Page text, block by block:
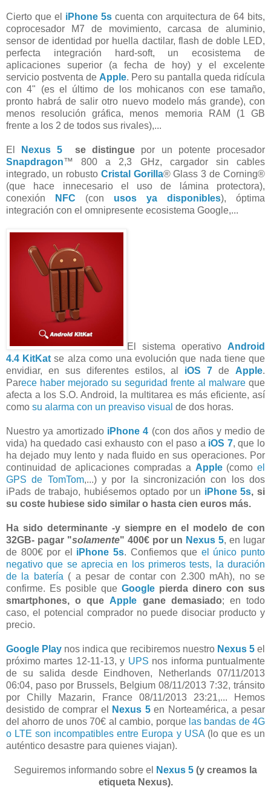
Cierto que el iPhone 5s cuenta con arquitectura de 64 bits,
coprocesador M7 de movimiento, carcasa de aluminio,
sensor de identidad por huella dactilar, flash de doble LED,
perfecta integración hard-soft, un ecosistema de
aplicaciones superior (a fecha de hoy) y el excelente
servicio postventa de Apple. Pero su pantalla queda ridícula
con 4" (es el último de los mohicanos con ese tamaño,
pronto habrá de salir otro nuevo modelo más grande), con
menos resolución gráfica, menos memoria RAM (1 GB
frente a los 2 de todos sus rivales),...
El Nexus 5 se distingue por un potente procesador
Snapdragon™ 800 a 2,3 GHz, cargador sin cables
integrado, un robusto Cristal Gorilla® Glass 3 de Corning®
(que hace innecesario el uso de lámina protectora),
conexión
NFC (con usos ya disponibles), óptima
integración con el omnipresente ecosistema Google,...
El sistema operativo Android
4.4 KitKat se alza como una evolución que nada tiene que
envidiar, en sus diferentes estilos, al iOS 7 de Apple.
Parece haber mejorado su seguridad frente al malware que
afecta a los S.O. Android, la multitarea es más eficiente, así
como su alarma con un preaviso visual de dos horas.
Nuestro ya amortizado iPhone 4 (con dos años y medio de
vida) ha quedado casi exhausto con el paso a iOS 7, que lo
ha dejado muy lento y nada fluido en sus operaciones. Por
continuidad de aplicaciones compradas a Apple(comoel
GPS de TomTom,...) y por la sincronización con los dos
iPads de trabajo, hubiésemos optado por un iPhone 5s, si
su coste hubiese sido similar o hasta cien euros más.
Ha sido determinante -y siempre en el modelo de con
32GB- pagar "solamente" 400€ por un Nexus 5, en lugar
de 800€ por el
iPhone 5s. Confiemos que el único punto
negativo que se aprecia en los primeros tests, la duración
de la batería ( a pesar de contar con 2.300 mAh), no se
confirme. Es posible que Google pierda dinero con sus
smartphones, o que Apple gane demasiado; en todo
caso, el potencial comprador no puede disociar producto y
precio.
Google Play nos indica que recibiremos nuestro Nexus 5el
próximo martes 12-11-13, y UPS nos informa puntualmente
de su salida desde Eindhoven, Netherlands 07/11/2013
06:04, paso por Brussels, Belgium 08/11/2013 7:32, tránsito
por Chilly Mazarin, France 08/11/2013 23:21,... Hemos
desistido de comprar el
Nexus 5en Norteamérica, a pesar
del ahorro de unos 70€ al cambio, porque las bandas de 4G
o LTE son incompatibles entre Europa y USA(lo que es un
auténtico desastre para quienes viajan).
Seguiremos informando sobre el Nexus 5 (y creamos la
etiqueta Nexus).